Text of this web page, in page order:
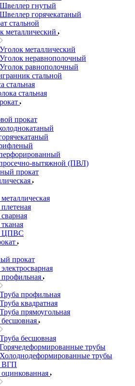
Швеллер гнутый
Швеллер горячекатаный
стальной
металлический
Уголок металлический
Уголок неравнополочный
Уголок равнополочный
стальной
стальная
стальная
прокат
вытяжной (ПВЛ)
прокат
ЦПВС
прокат
профильная
Труба профильная
Труба квадратная
Труба прямоугольная
Труба бесшовная
Горячедеформированные трубы
Холоднодеформированные трубы
ВГП